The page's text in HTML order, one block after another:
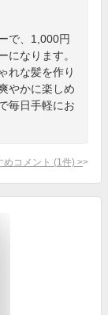
で、1,000円
になります。
れな髪を作り
やかに楽しめ
毎日手軽にお
めコメント (1 件) >